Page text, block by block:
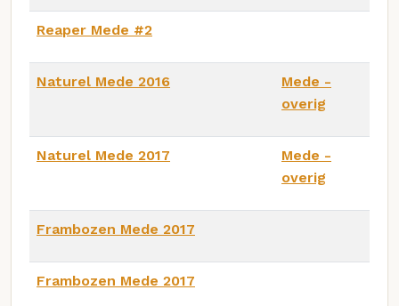
Reaper Mede #2
Naturel Mede 2016
Mede -
overig
Naturel Mede 2017
Mede -
overig
Frambozen Mede 2017
Frambozen Mede 2017